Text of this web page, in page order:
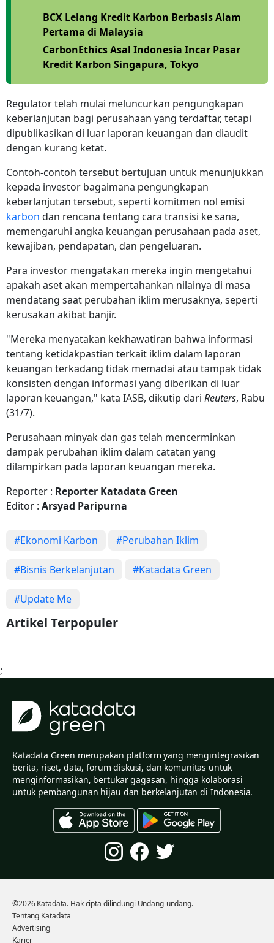
BCX Lelang Kredit Karbon Berbasis Alam
Pertama di Malaysia
CarbonEthics Asal Indonesia Incar Pasar
Kredit Karbon Singapura, Tokyo
Regulator telah mulai meluncurkan pengungkapan
keberlanjutan bagi perusahaan yang terdaftar, tetapi
dipublikasikan di luar laporan keuangan dan diaudit
dengan kurang ketat.
Contoh-contoh tersebut bertujuan untuk menunjukkan
kepada investor bagaimana pengungkapan
keberlanjutan tersebut, seperti komitmen nol emisi
karbon dan rencana tentang cara transisi ke sana,
memengaruhi angka keuangan perusahaan pada aset,
kewajiban, pendapatan, dan pengeluaran.
Para investor mengatakan mereka ingin mengetahui
apakah aset akan mempertahankan nilainya di masa
mendatang saat perubahan iklim merusaknya, seperti
kerusakan akibat banjir.
"Mereka menyatakan kekhawatiran bahwa informasi
tentang ketidakpastian terkait iklim dalam laporan
keuangan terkadang tidak memadai atau tampak tidak
konsisten dengan informasi yang diberikan di luar
laporan keuangan," kata IASB, dikutip dari Reuters, Rabu
(31/7).
Perusahaan minyak dan gas telah mencerminkan
dampak perubahan iklim dalam catatan yang
dilampirkan pada laporan keuangan mereka.
Reporter : Reporter Katadata Green
Editor : Arsyad Paripurna
#Ekonomi Karbon #Perubahan Iklim
#Bisnis Berkelanjutan #Katadata Green
#Update Me
Artikel Terpopuler
;
Katadata Green merupakan platform yang mengintegrasikan
berita, riset, data, forum diskusi, dan komunitas untuk
menginformasikan, bertukar gagasan, hingga kolaborasi
untuk pembangunan hijau dan berkelanjutan di Indonesia.
Tentang Katadata
Advertising
Karier
©2026 Katadata. Hak cipta dilindungi Undang-undang.